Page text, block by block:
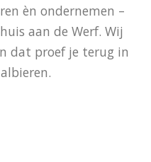
èn ondernemen –
aan de Werf. Wij
dat proef je terug in